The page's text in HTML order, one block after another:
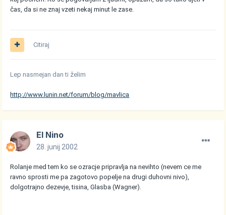
čas, da si ne znaj vzeti nekaj minut le zase.
Citiraj
Lep nasmejan dan ti želim
http://www.lunin.net/forum/blog/mavlica
El Nino
28. junij 2002
Rolanje med tem ko se ozracje pripravlja na nevihto (nevem ce me
ravno sprosti me pa zagotovo popelje na drugi duhovni nivo),
dolgotrajno dezevje, tisina, Glasba (Wagner).